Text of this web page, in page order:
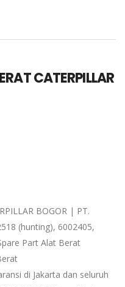
CATERPILLAR
BOGOR | PT.
(hunting), 6002405,
Part Alat Berat
di Jakarta dan seluruh